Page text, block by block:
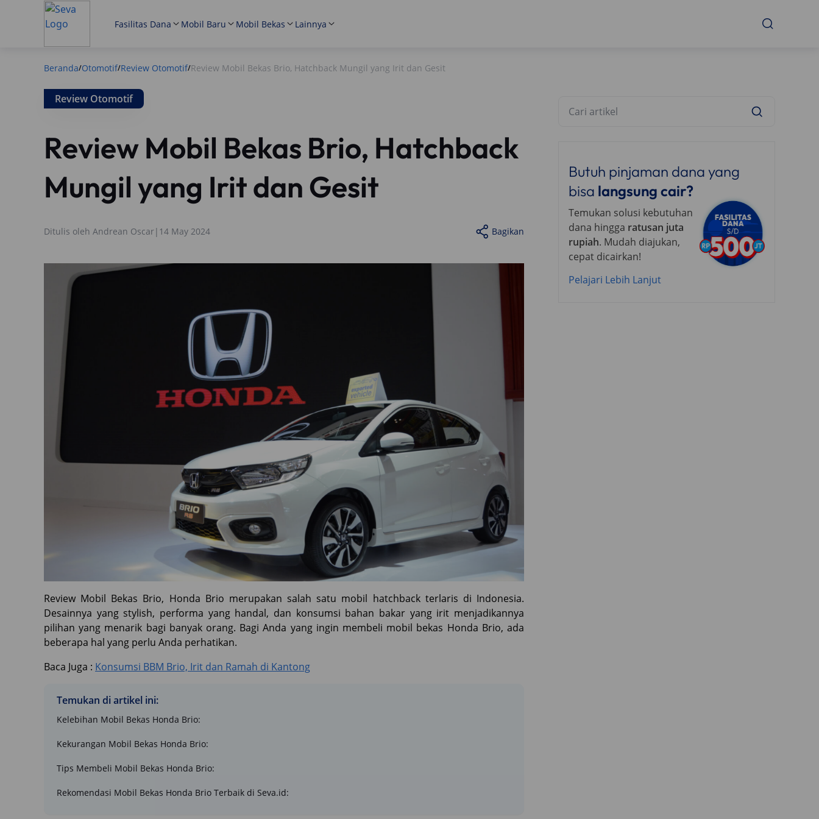
Fasilitas Dana Mobil Baru Mobil Bekas Lainnya
Beranda/Otomotif/Review Otomotif/Review Mobil Bekas Brio, Hatchback Mungil yang Irit dan Gesit
Review Otomotif
Review Mobil Bekas Brio, Hatchback
Mungil yang Irit dan Gesit
Ditulis oleh Andrean Oscar| 14 May 2024 Bagikan
Review Mobil Bekas Brio, Honda Brio merupakan salah satu mobil hatchback terlaris di Indonesia.
Desainnya yang stylish, performa yang handal, dan konsumsi bahan bakar yang irit menjadikannya
pilihan yang menarik bagi banyak orang. Bagi Anda yang ingin membeli mobil bekas Honda Brio, ada
beberapa hal yang perlu Anda perhatikan.
Baca Juga : Konsumsi BBM Brio, Irit dan Ramah di Kantong
Temukan di artikel ini:
Kelebihan Mobil Bekas Honda Brio:
Kekurangan Mobil Bekas Honda Brio:
Tips Membeli Mobil Bekas Honda Brio:
Rekomendasi Mobil Bekas Honda Brio Terbaik di Seva.id:
Butuh pinjaman dana yang
bisa langsung cair?
Temukan solusi kebutuhan
dana hingga ratusan juta
rupiah. Mudah diajukan,
cepat dicairkan!
Pelajari Lebih Lanjut